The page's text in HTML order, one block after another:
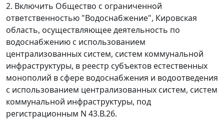
2. Включить Общество с ограниченной
ответственностью "Водоснабжение", Кировская
область, осуществляющее деятельность по
водоснабжению с использованием
централизованных систем, систем коммунальной
инфраструктуры, в реестр субъектов естественных
монополий в сфере водоснабжения и водоотведения
с использованием централизованных систем, систем
коммунальной инфраструктуры, под
регистрационным N 43.В.26.